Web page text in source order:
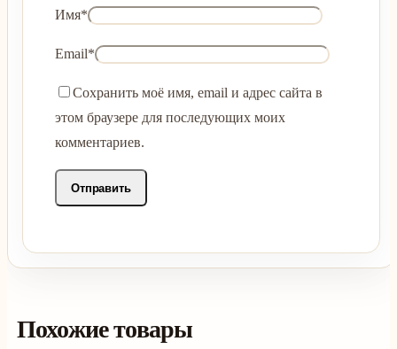
Имя*
Email*
Сохранить моё имя, email и адрес сайта в
этом браузере для последующих моих
комментариев.
Похожие товары